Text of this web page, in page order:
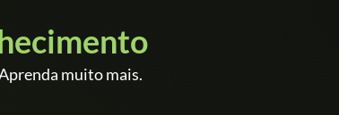
muito mais.